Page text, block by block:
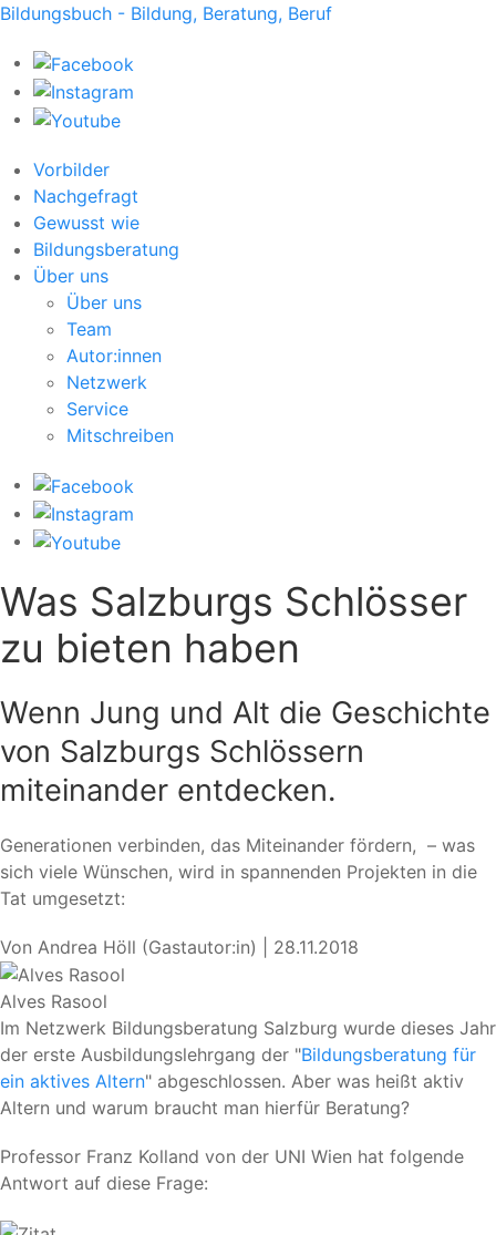
Bildungsbuch - Bildung, Beratung, Beruf
Vorbilder
Nachgefragt
Gewusst wie
Bildungsberatung
Über uns
Über uns
Team
Autor:innen
Netzwerk
Service
Mitschreiben
Was Salzburgs Schlösser
zu bieten haben
Wenn Jung und Alt die Geschichte
von Salzburgs Schlössern
miteinander entdecken.
Generationen verbinden, das Miteinander fördern, – was
sich viele Wünschen, wird in spannenden Projekten in die
Tat umgesetzt:
Von Andrea Höll (Gastautor:in) | 28.11.2018
Alves Rasool
Im Netzwerk Bildungsberatung Salzburg wurde dieses Jahr
der erste Ausbildungslehrgang der "Bildungsberatung für
ein aktives Altern" abgeschlossen. Aber was heißt aktiv
Altern und warum braucht man hierfür Beratung?
Professor Franz Kolland von der UNI Wien hat folgende
Antwort auf diese Frage: